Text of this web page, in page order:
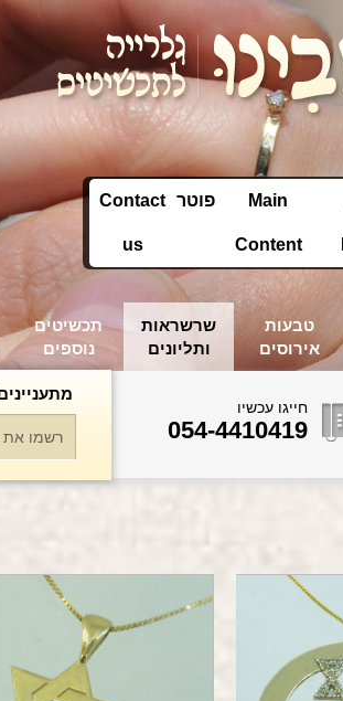
טבעות
אירוסים
שרשראות
ותליונים
תכשיטים
נוספים
חייגו עכשיו
054-4410419
Main
Content
פוטר Contact
us